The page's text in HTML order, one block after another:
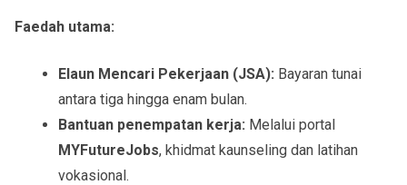
Faedah utama:
Elaun Mencari Pekerjaan (JSA): Bayaran tunai
antara tiga hingga enam bulan.
Bantuan penempatan kerja: Melalui portal
MYFutureJobs, khidmat kaunseling dan latihan
vokasional.